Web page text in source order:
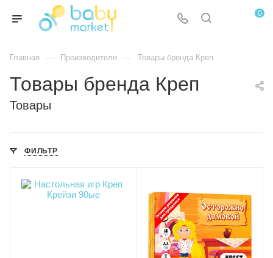
0
Главная — Производители — Товары бренда Креп
Товары бренда Креп
Товары
ФИЛЬТР